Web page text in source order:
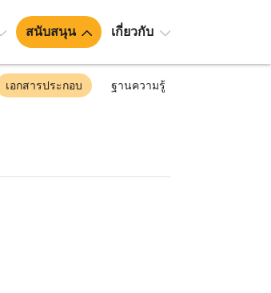
สนับสนุน เกี่ยวกับ
เอกสารประกอบ ฐานความรู้